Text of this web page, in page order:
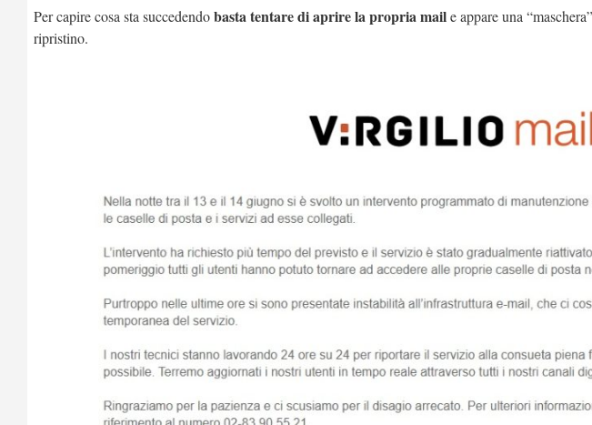
Per capire cosa sta succedendobasta tentare di aprire la propria maile appare una
ripristino.